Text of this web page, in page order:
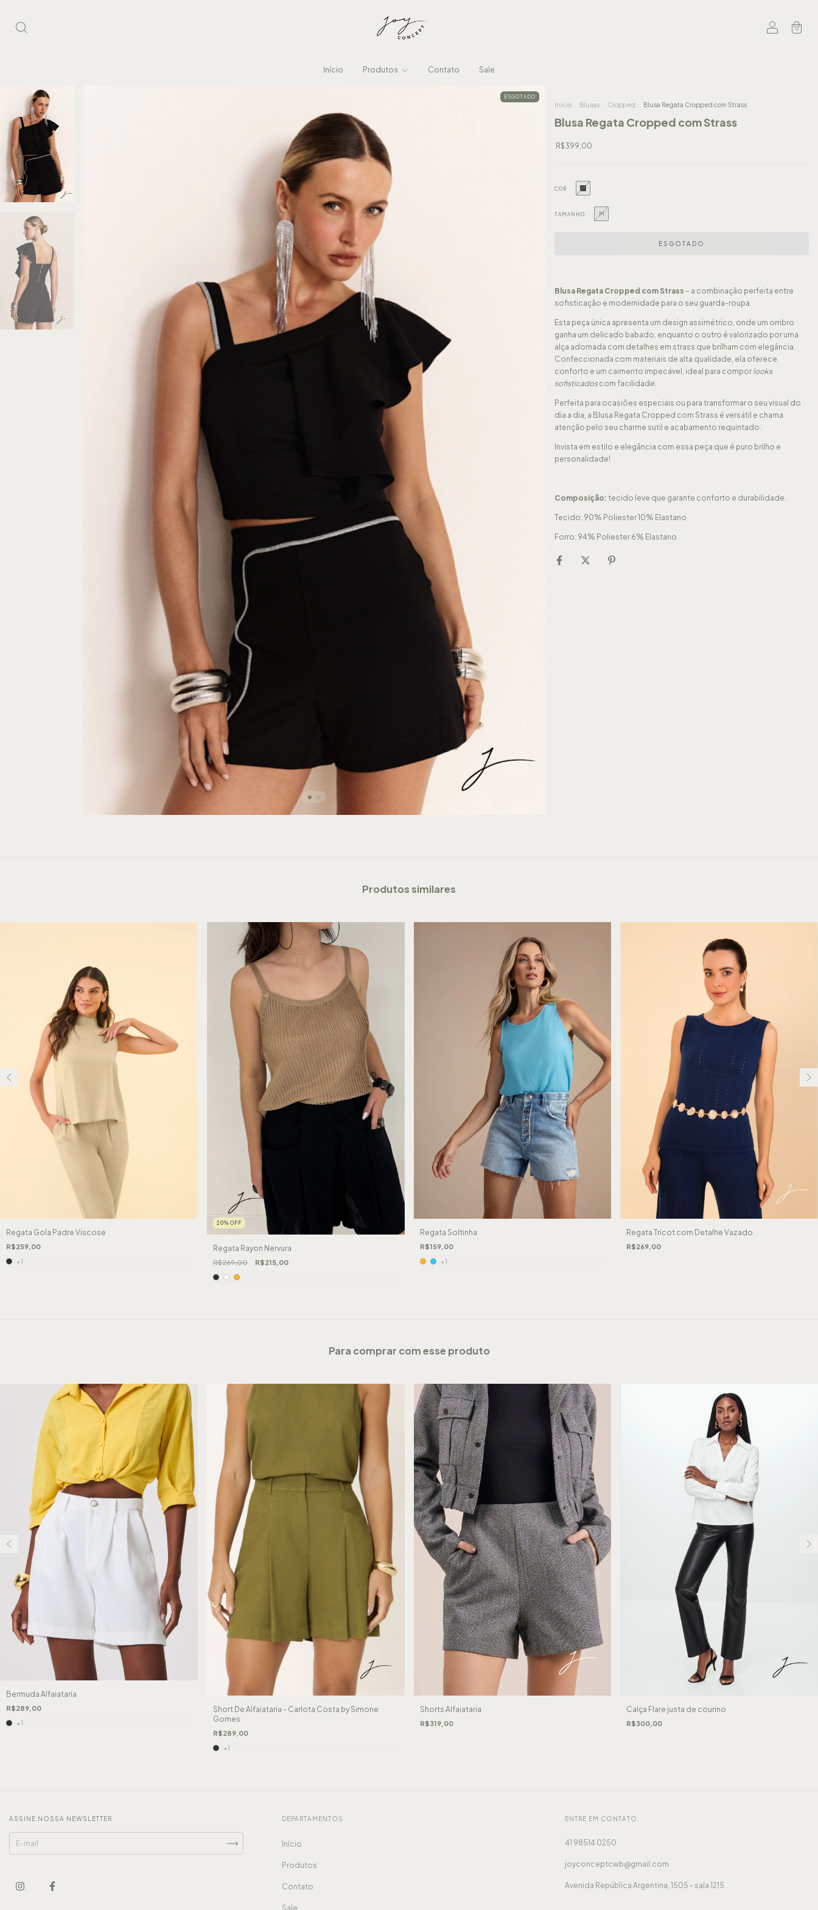
0
Início Produtos Contato Sale
ESGOTADO
Início Blusas Cropped Blusa Regata Cropped com Strass
Blusa Regata Cropped com Strass
R$399,00
COR
TAMANHO M
Blusa Regata Cropped com Strass – a combinação perfeita entre
sofisticação e modernidade para o seu guarda-roupa.
Esta peça única apresenta um design assimétrico, onde um ombro
ganha um delicado babado, enquanto o outro é valorizado por uma
alça adornada com detalhes em strass que brilham com elegância.
Confeccionada com materiais de alta qualidade, ela oferece
conforto e um caimento impecável, ideal para compor looks
sofisticadoscom facilidade.
Perfeita para ocasiões especiais ou para transformar o seu visual do
dia a dia, a Blusa Regata Cropped com Strass é versátil e chama
atenção pelo seu charme sutil e acabamento requintado.
Invista em estilo e elegância com essa peça que é puro brilho e
personalidade!
Composição: tecido leve que garante conforto e durabilidade.
Tecido: 90% Poliester 10% Elastano
Forro: 94% Poliester 6% Elastano
Produtos similares
Regata Gola Padre Viscose
R$259,00
+1
20% OFF
Regata Rayon Nervura
R$269,00 R$215,00
Regata Soltinha
R$159,00
+1
Regata Tricot com Detalhe Vazado
R$269,00
Para comprar com esse produto
Bermuda Alfaiataria
R$289,00
+1
Short De Alfaiataria - Carlota Costa by Simone
Gomes
R$289,00
+1
Shorts Alfaiataria
R$319,00
Calça Flare justa de courino
R$300,00
ASSINE NOSSA NEWSLETTER DEPARTAMENTOS
Início
Produtos
Contato
Sale
ENTRE EM CONTATO
41 98514 0250
joyconceptcwb@gmail.com
Avenida República Argentina, 1505 - sala 1215